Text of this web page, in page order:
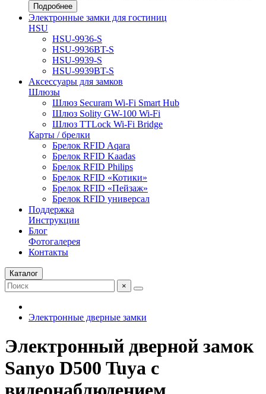
Подробнее
Электронные замки для гостиниц
HSU
HSU-9936-S
HSU-9936BT-S
HSU-9939-S
HSU-9939BT-S
Аксессуары для замков
Шлюзы
Шлюз Securam Wi-Fi Smart Hub
Шлюз Solity GW-100 Wi-Fi
Шлюз TTLock Wi-Fi Bridge
Карты / брелки
Брелок RFID Aqara
Брелок RFID Kaadas
Брелок RFID Philips
Брелок RFID «Котики»
Брелок RFID «Пейзаж»
Брелок RFID универсал
Поддержка
Инструкции
Блог
Фотогалерея
Контакты
Каталог
×
Электронные дверные замки
Электронный дверной замок
Sanyo D500 Tuya с